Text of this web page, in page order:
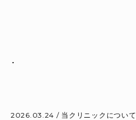
.
2026.03.24 / 当クリニックについて